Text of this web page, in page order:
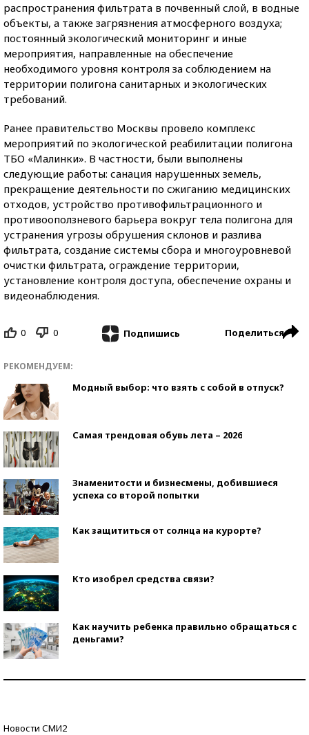
распространения фильтрата в почвенный слой, в водные
объекты, а также загрязнения атмосферного воздуха;
постоянный экологический мониторинг и иные
мероприятия, направленные на обеспечение
необходимого уровня контроля за соблюдением на
территории полигона санитарных и экологических
требований.
Ранее правительство Москвы провело комплекс
мероприятий по экологической реабилитации полигона
ТБО «Малинки». В частности, были выполнены
следующие работы: санация нарушенных земель,
прекращение деятельности по сжиганию медицинских
отходов, устройство противофильтрационного и
противооползневого барьера вокруг тела полигона для
устранения угрозы обрушения склонов и разлива
фильтрата, создание системы сбора и многоуровневой
очистки фильтрата, ограждение территории,
установление контроля доступа, обеспечение охраны и
видеонаблюдения.
0 0 Подпишись Поделиться
РЕКОМЕНДУЕМ:
Модный выбор: что взять с собой в отпуск?
Самая трендовая обувь лета – 2026
Знаменитости и бизнесмены, добившиеся
успеха со второй попытки
Как защититься от солнца на курорте?
Кто изобрел средства связи?
Как научить ребенка правильно обращаться с
деньгами?
Новости СМИ2